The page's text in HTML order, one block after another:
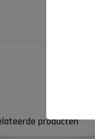
producten